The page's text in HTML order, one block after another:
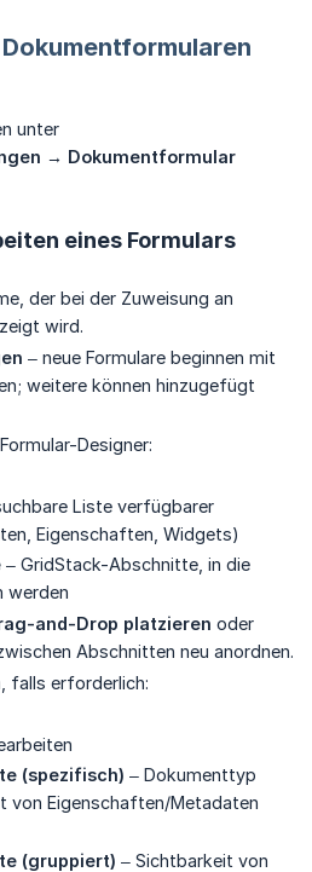
unter
→ Dokumentformular
eines Formulars
der bei der Zuweisung an
wird.
– neue Formulare beginnen mit
weitere können hinzugefügt
Designer:
Liste verfügbarer
Eigenschaften, Widgets)
– GridStack-Abschnitte, in die
werden
and-Drop platzieren oder
Abschnitten neu anordnen.
, falls erforderlich:
(spezifisch) – Dokumenttyp
von Eigenschaften/Metadaten
(gruppiert) – Sichtbarkeit von